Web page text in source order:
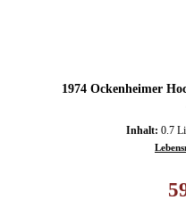
1974 Ockenheimer
Inhalt: 0.7